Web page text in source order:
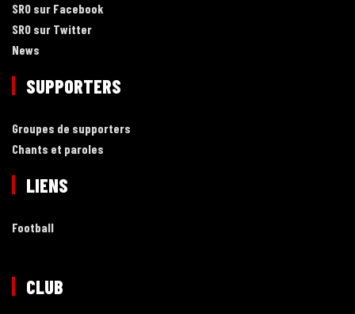
SRO sur Facebook
SRO sur Twitter
News
SUPPORTERS
Groupes de supporters
Chants et paroles
LIENS
Football
CLUB